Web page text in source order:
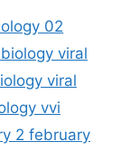
02
viral
viral
vvi
2 february